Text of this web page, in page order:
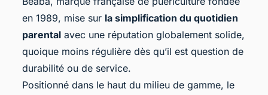
en 1989, mise sur la simplification du quotidien
parentalavec une réputation globalement solide,
quoique moins régulière dès qu’il est question de
durabilité ou de service.
Positionné dans le haut du milieu de gamme, le